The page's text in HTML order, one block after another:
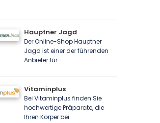
Hauptner Jagd
Der Online-Shop Hauptner
Jagd ist einer der führenden
Anbieter für
Vitaminplus
Bei Vitaminplus finden Sie
hochwertige Präparate, die
Ihren Körper bei